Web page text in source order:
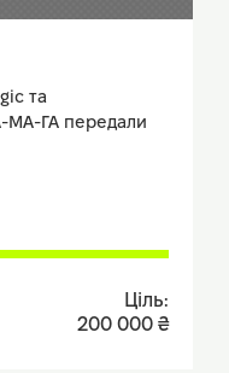
та
МА-ГА передали
Ціль:
200 000 ₴